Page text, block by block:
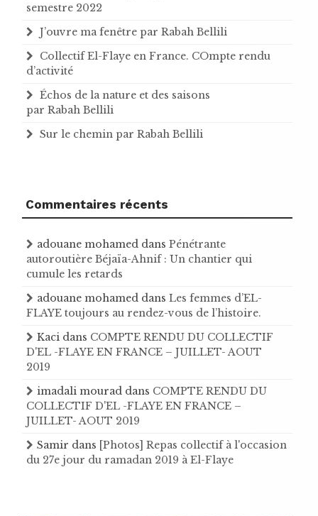
semestre 2022
J’ouvre ma fenêtre par Rabah Bellili
Collectif El-Flaye en France. COmpte rendu
d’activité
Échos de la nature et des saisons
par Rabah Bellili
Sur le chemin par Rabah Bellili
Commentaires récents
adouane mohamed dans Pénétrante
autoroutière Béjaïa-Ahnif : Un chantier qui
cumule les retards
adouane mohamed dans Les femmes d’EL-
FLAYE toujours au rendez-vous de l’histoire .
Kaci dans COMPTE RENDU DU COLLECTIF
D'EL -FLAYE EN FRANCE – JUILLET- AOUT
2019
imadali mourad dans COMPTE RENDU DU
COLLECTIF D'EL -FLAYE EN FRANCE –
JUILLET- AOUT 2019
Samir dans [Photos] Repas collectif à l'occasion
du 27e jour du ramadan 2019 à El-Flaye